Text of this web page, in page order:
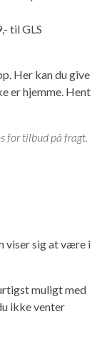
video
til GLS
Her kan du give
er hjemme. Hent
for tilbud på fragt.
viser sig at være i
muligt med
ikke venter